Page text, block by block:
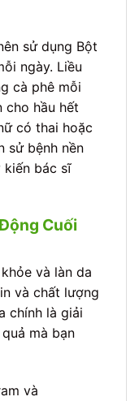
sử dụng Bột
ngày. Liều
cà phê mỗi
cho hầu hết
có thai hoặc
sử bệnh nền
kiến bác sĩ
Cuối
và làn da
và chất lượng
chính là giải
mà bạn
và